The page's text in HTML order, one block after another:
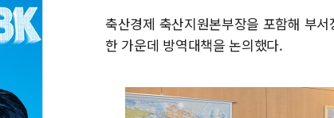
축산경제 축산지원본부장을 포함해 부
한 가운데 방역대책을 논의했다.